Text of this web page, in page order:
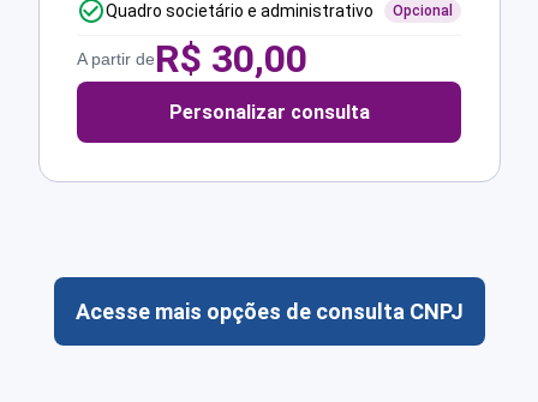
Quadro societário e administrativo Opcional
A partir deR$ 30,00
Personalizar consulta
Acesse mais opções de consulta CNPJ